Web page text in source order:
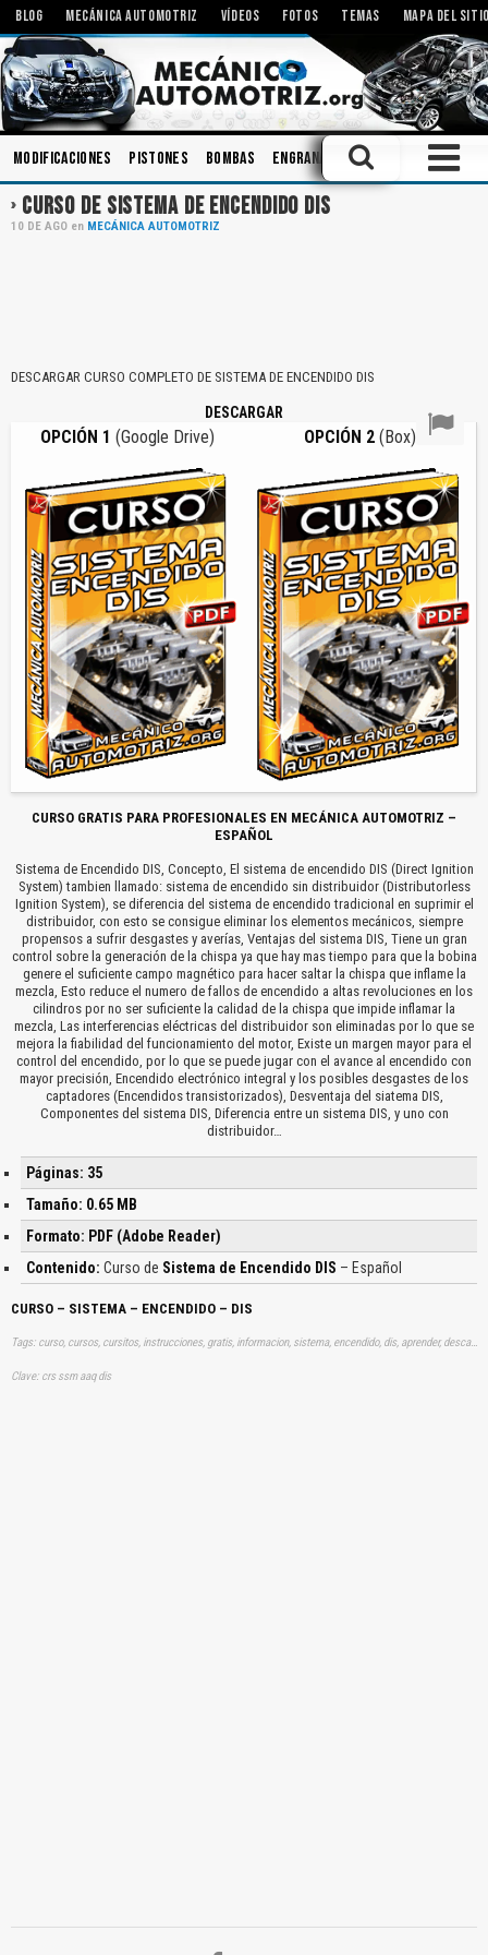
BLOG MECÁNICA AUTOMOTRIZ VÍDEOS FOTOS TEMAS MAPA DEL
Modificaciones Pistones Bombas Engranajes Embrague
CURSO DE SISTEMA DE ENCENDIDO DIS
10 DE AGO en MECÁNICA AUTOMOTRIZ
DESCARGAR CURSO COMPLETO DE SISTEMA DE ENCENDIDO DIS
DESCARGAR
OPCIÓN 1 (Google Drive) OPCIÓN 2(Box)
CURSO GRATIS PARA PROFESIONALES EN MECÁNICA AUTOMOTRIZ –
ESPAÑOL
Sistema de Encendido DIS, Concepto, El sistema de encendido DIS (Direct Ignition
System) tambien llamado: sistema de encendido sin distribuidor (Distributorless
Ignition System), se diferencia del sistema de encendido tradicional en suprimir el
distribuidor, con esto se consigue eliminar los elementos mecánicos, siempre
propensos a sufrir desgastes y averías, Ventajas del sistema DIS, Tiene un gran
control sobre la generación de la chispa ya que hay mas tiempo para que la bobina
genere el suficiente campo magnético para hacer saltar la chispa que inflame la
mezcla, Esto reduce el numero de fallos de encendido a altas revoluciones en los
cilindros por no ser suficiente la calidad de la chispa que impide inflamar la
mezcla, Las interferencias eléctricas del distribuidor son eliminadas por lo que se
mejora la fiabilidad del funcionamiento del motor, Existe un margen mayor para el
control del encendido, por lo que se puede jugar con el avance al encendido con
mayor precisión, Encendido electrónico integral y los posibles desgastes de los
captadores (Encendidos transistorizados), Desventaja del siatema DIS,
Componentes del sistema DIS, Diferencia entre un sistema DIS, y uno con
distribuidor…
Páginas: 35
Tamaño: 0.65 MB
Formato: PDF (Adobe Reader)
Contenido: Curso de Sistema de Encendido DIS – Español
CURSO – SISTEMA – ENCENDIDO – DIS
Tags: curso, cursos, cursitos, instrucciones, gratis, informacion, sistema, encendido, dis, aprender, descargas
Clave: crs ssm aaq dis